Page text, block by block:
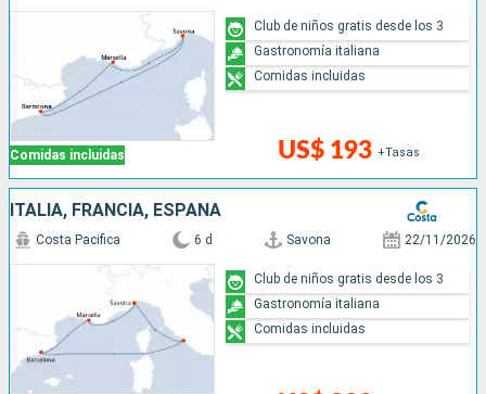
Comidas incluidas US$ 193 +Tasas
Club de niños gratis desde los 3
Gastronomía italiana
Comidas incluidas
ITALIA, FRANCIA, ESPAÑA
Costa Pacifica 6 d Savona 22/11/2026
Club de niños gratis desde los 3
Gastronomía italiana
Comidas incluidas